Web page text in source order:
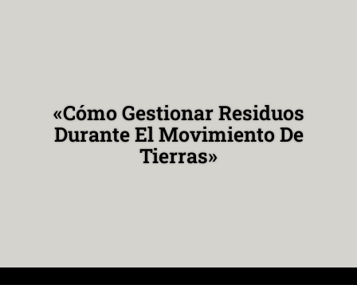
«Cómo Gestionar Residuos
Durante El Movimiento De
Tierras»